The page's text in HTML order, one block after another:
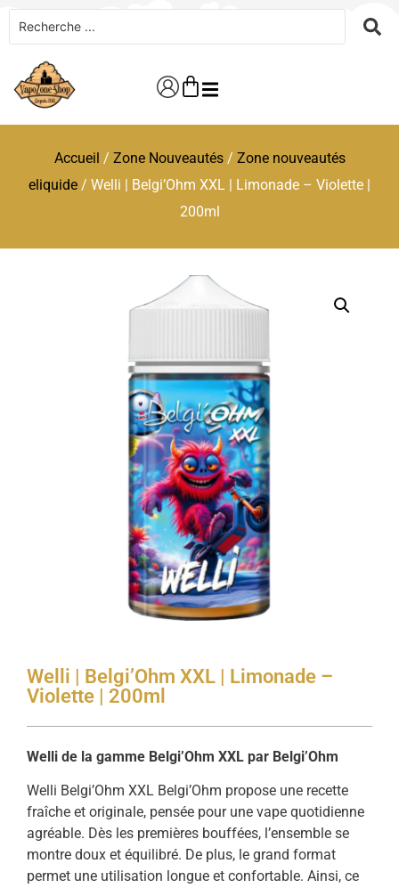
Accueil / Zone Nouveautés/ Zone nouveautés
eliquide / Welli | Belgi’Ohm XXL | Limonade – Violette |
200ml
Welli | Belgi’Ohm XXL | Limonade –
Violette | 200ml
Welli de la gamme Belgi’Ohm XXL par Belgi’Ohm
Welli Belgi’Ohm XXL Belgi’Ohm propose une recette
fraîche et originale, pensée pour une vape quotidienne
agréable. Dès les premières bouffées, l’ensemble se
montre doux et équilibré. De plus, le grand format
permet une utilisation longue et confortable. Ainsi, ce